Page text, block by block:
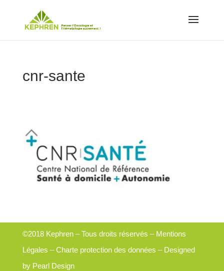
cnr-sante
©2018 Kephren – Tous droits réservés – Mentions
Légales –Charte protection des données – Designed
by Pearl Design